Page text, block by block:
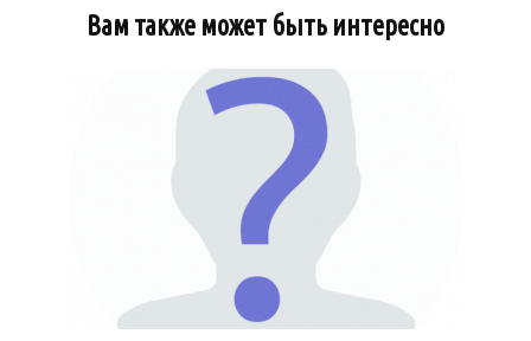
Вам также может быть интересно